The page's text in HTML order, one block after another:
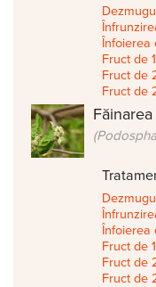
Înfoierea
Fruct de
Fruct de
Fruct de
Făinarea
Înfoierea
Fruct de
Fruct de
Fruct de